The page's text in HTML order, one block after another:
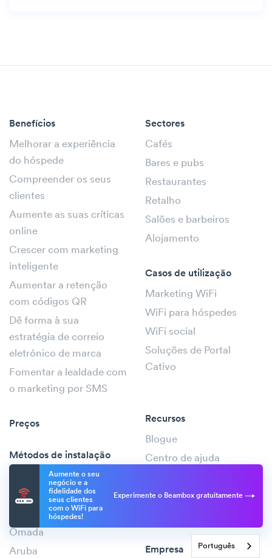
Aumente o seu
negócio e a
fidelidade dos
seus clientes
com o WiFi para
hóspedes!
Experimente o Beambox gratuitamente
Benefícios
Melhorar a experiência
do hóspede
Compreender os seus
clientes
Aumente as suas críticas
online
Crescer com marketing
inteligente
Aumentar a retenção
com códigos QR
Dê forma à sua
estratégia de correio
eletrónico de marca
Fomentar a lealdade com
o marketing por SMS
Preços
Métodos de instalação
Beambox Plug & Play
UniFi
Omada
Aruba
Sectores
Cafés
Bares e pubs
Restaurantes
Retalho
Salões e barbeiros
Alojamento
Casos de utilização
Marketing WiFi
WiFi para hóspedes
WiFi social
Soluções de Portal
Cativo
Recursos
Blogue
Centro de ajuda
Referência da API
Empresa Português